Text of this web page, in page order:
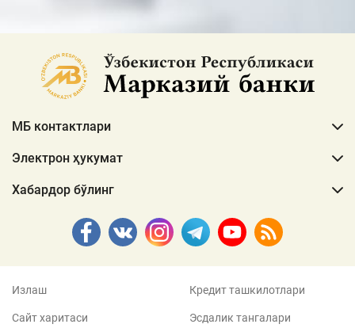
МБ контактлари
Электрон ҳукумат
Хабардор бўлинг
Излаш
Сайт харитаси
Кредит ташкилотлари
Эсдалик тангалари